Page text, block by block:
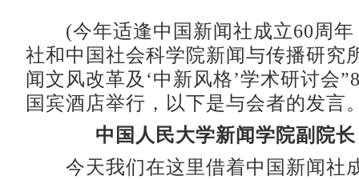
(今年适逢中国新闻社成立60周
社和中国社会科学院新闻与传播研究
闻文风改革及‘中新风格’学术研讨会
国宾酒店举行，以下是与会者的发言
中国人民大学新闻学院副院
今天我们在这里借着中国新闻社